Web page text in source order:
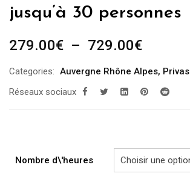
jusqu’à 30 personnes
279.00€ – 729.00€Plage
prix :
279.00€
Categories: Auvergne Rhône Alpes, Privas
Réseaux sociaux
Nombre d\'heures